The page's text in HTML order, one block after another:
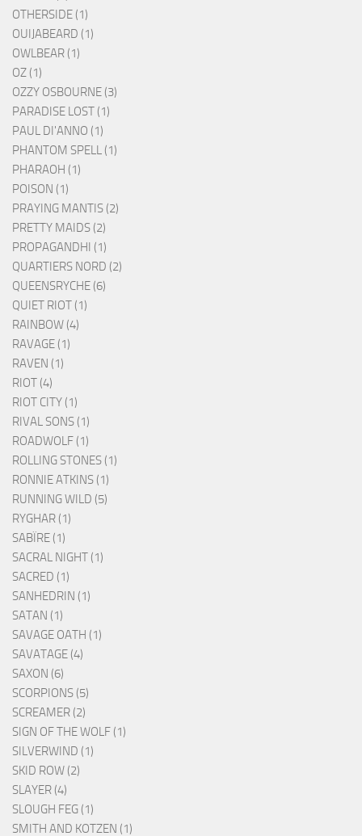
OTHERSIDE (1)
OUIJABEARD (1)
OWLBEAR (1)
OZ (1)
OZZY OSBOURNE (3)
PARADISE LOST (1)
PAUL DI'ANNO (1)
PHANTOM SPELL (1)
PHARAOH (1)
POISON (1)
PRAYING MANTIS (2)
PRETTY MAIDS (2)
PROPAGANDHI (1)
QUARTIERS NORD (2)
QUEENSRYCHE (6)
QUIET RIOT (1)
RAINBOW (4)
RAVAGE (1)
RAVEN (1)
RIOT (4)
RIOT CITY (1)
RIVAL SONS (1)
ROADWOLF (1)
ROLLING STONES (1)
RONNIE ATKINS (1)
RUNNING WILD (5)
RYGHAR (1)
SABÏRE (1)
SACRAL NIGHT (1)
SACRED (1)
SANHEDRIN (1)
SATAN (1)
SAVAGE OATH (1)
SAVATAGE (4)
SAXON (6)
SCORPIONS (5)
SCREAMER (2)
SIGN OF THE WOLF (1)
SILVERWIND (1)
SKID ROW (2)
SLAYER (4)
SLOUGH FEG (1)
SMITH AND KOTZEN (1)